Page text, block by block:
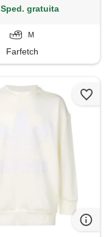
Sped. gratuita
M
Farfetch